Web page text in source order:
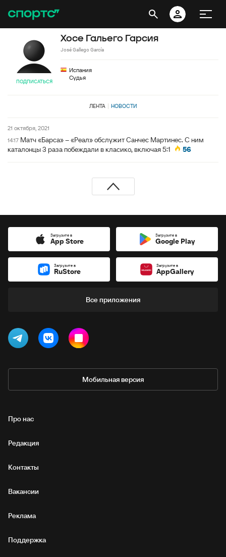
ПОДПИСАТЬСЯ
Хосе Гальего Гарсия
José Gallego García
Испания
Судья
ЛЕНТА НОВОСТИ
21 октября, 2021
14:17 Матч «Барса» – «Реал» обслужит Санчес Мартинес. С ним
каталонцы 3 раза побеждали в класико, включая 5:1
56
Загрузите в
App Store
Загрузите в
Google Play
Загрузите в
RuStore
Загрузите в
AppGallery
Все приложения
Мобильная версия
Про нас
Редакция
Контакты
Вакансии
Реклама
Поддержка